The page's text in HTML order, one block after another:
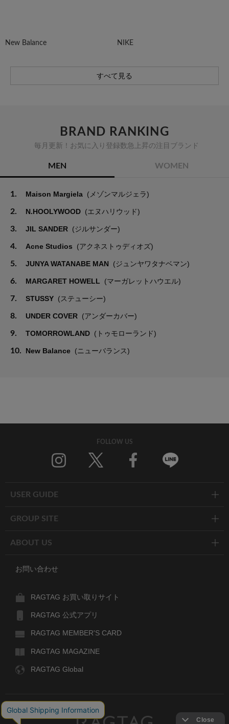
New Balance NIKE
すべて見る
BRAND RANKING
毎月更新！お気に入り登録数急上昇の注目ブランド
MEN WOMEN
1. Maison Margiela (メゾンマルジェラ)
2. N.HOOLYWOOD (エヌハリウッド)
3. JIL SANDER (ジルサンダー)
4. Acne Studios (アクネストゥディオズ)
5. JUNYA WATANABE MAN (ジュンヤワタナベマン)
6. MARGARET HOWELL (マーガレットハウエル)
7. STUSSY (ステューシー)
8. UNDER COVER (アンダーカバー)
9. TOMORROWLAND (トゥモローランド)
10. New Balance (ニューバランス)
FOLLOW US
USER GUIDE
GROUP SITE
ABOUT US
お問い合わせ
RAGTAG お買い取りサイト
RAGTAG 公式アプリ
RAGTAG MEMBER'S CARD
RAGTAG MAGAZINE
RAGTAG Global